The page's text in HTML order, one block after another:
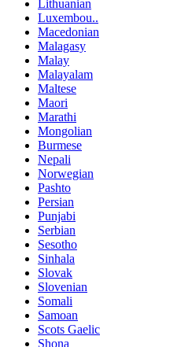
Lithuanian
Luxembou..
Macedonian
Malagasy
Malay
Malayalam
Maltese
Maori
Marathi
Mongolian
Burmese
Nepali
Norwegian
Pashto
Persian
Punjabi
Serbian
Sesotho
Sinhala
Slovak
Slovenian
Somali
Samoan
Scots Gaelic
Shona